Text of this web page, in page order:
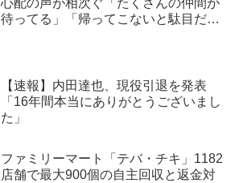
待ってる」「帰ってこないと駄目だ
【速報】内田達也、現役引退を発表
「16年間本当にありがとうございまし
た」
ファミリーマート「テバ・チキ」1182
店舗で最大900個の自主回収と返金対